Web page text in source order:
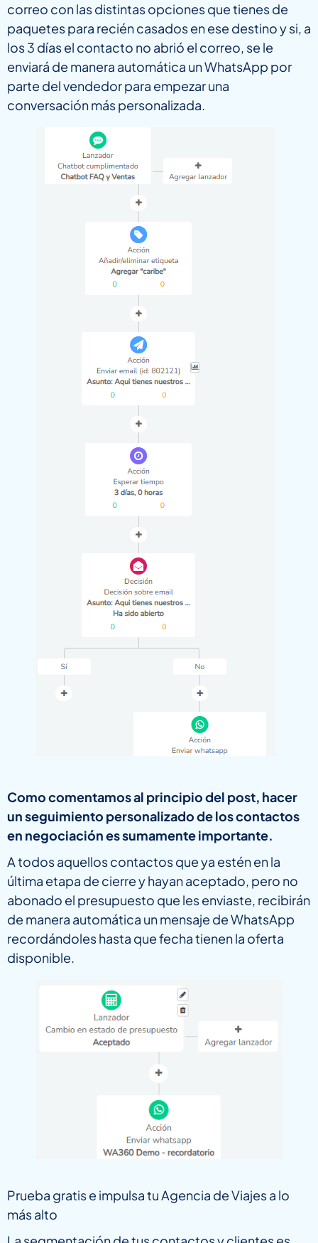
correo con las distintas opciones que tienes de
paquetes para recién casados en ese destino y si, a
los 3 días el contacto no abrió el correo, se le
enviará de manera automática un WhatsApp por
parte del vendedor para empezar una
conversación más personalizada.
Como comentamos al principio del post, hacer
un seguimiento personalizado de los contactos
en negociación es sumamente importante.
A todos aquellos contactos que ya estén en la
última etapa de cierre y hayan aceptado, pero no
abonado el presupuesto que les enviaste, recibirán
de manera automática un mensaje de WhatsApp
recordándoles hasta que fecha tienen la oferta
disponible.
Prueba gratis e impulsa tu Agencia de Viajes a lo
más alto